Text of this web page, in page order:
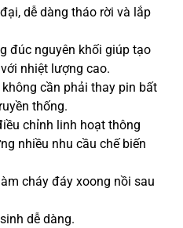
dễ dàng tháo rời và lắp
đúc nguyên khối giúp tạo
nhiệt lượng cao.
cần phải thay pin bất
thống.
chỉnh linh hoạt thông
nhiều nhu cầu chế biến
cháy đáy xoong nồi sau
dễ dàng.